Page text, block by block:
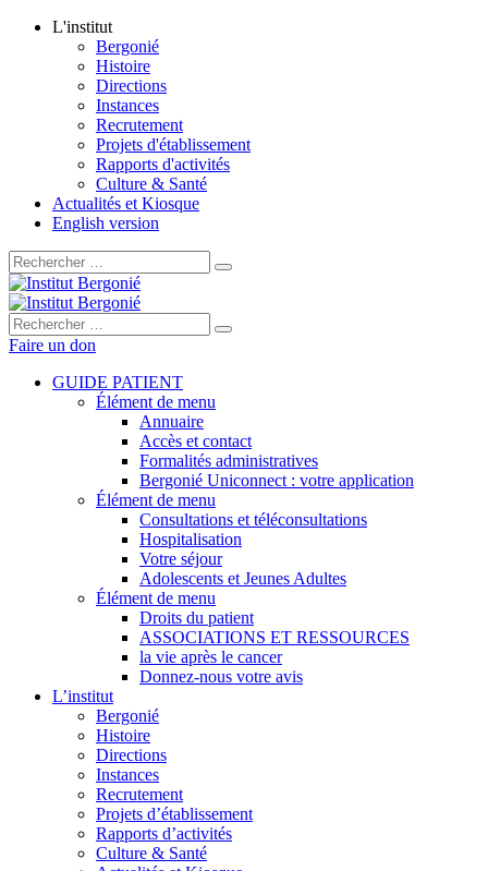
L'institut
Bergonié
Histoire
Directions
Instances
Recrutement
Projets d'établissement
Rapports d'activités
Culture & Santé
Actualités et Kiosque
English version
Rechercher :
Rechercher :
Faire un don
GUIDE PATIENT
Élément de menu
Annuaire
Accès et contact
Formalités administratives
Bergonié Uniconnect : votre application
Élément de menu
Consultations et téléconsultations
Hospitalisation
Votre séjour
Adolescents et Jeunes Adultes
Élément de menu
Droits du patient
ASSOCIATIONS ET RESSOURCES
la vie après le cancer
Donnez-nous votre avis
L’institut
Bergonié
Histoire
Directions
Instances
Recrutement
Projets d’établissement
Rapports d’activités
Culture & Santé